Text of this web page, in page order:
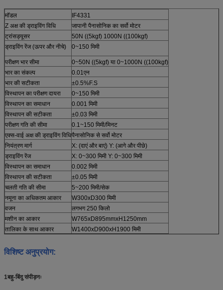
मॉडल
IF4331
Z अक्ष की ड्राइविंग विधि
जापानी पैनासोनिक का सर्वो मोटर
ट्रांसड्यूसर
50N ((5kgf) 1000N ((100kgf)
ड्राइविंग रेंज (ऊपर और नीचे)
0~150 मिमी
परीक्षण भार सीमा
0~50N ((5kgf) या 0~1000N ((100kgf)
भार का संकल्प
0.01एन
भार की सटीकता
±0.5%F.S
विस्थापन का परीक्षण दायरा
0~150 मिमी
विस्थापन का समाधान
0.001 मिमी
विस्थापन की सटीकता
±0.03 मिमी
परीक्षण गति की सीमा
0.1~150 मिमी/मिनट
एक्स-वाई अक्ष की ड्राइविंग विधिपैनासोनिक से सर्वो मोटर
नियंत्रण मार्ग
X: (दाएं और बाएं) Y: (आगे और पीछे)
ड्राइविंग रेंज
X: 0~300 मिमी Y: 0~300 मिमी
विस्थापन का समाधान
0.002 मिमी
विस्थापन की सटीकता
±0.05 मिमी
चलती गति की सीमा
5~200 मिमी/सेक
नमूना का अधिकतम आकार
W300xD300 मिमी
वजन
लगभग 250 किलो
मशीन का आकार
W765xD895mmxH1250mm
तालिका के साथ आकार
W1400xD900xH1900 मिमी
विशिष्ट अनुप्रयोग:
1बहु-बिंदु संपीड़नः